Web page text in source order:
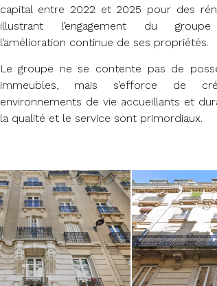
capital entre 2022 et 2025 pour des
illustrant l’engagement du
l’amélioration continue de ses propriétés.
Le groupe ne se contente pas de
immeubles, mais s’efforce de
environnements de vie accueillants et
la qualité et le service sont primordiaux.